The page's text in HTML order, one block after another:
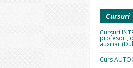
Cursuri
Cursuri
profesori,
auxiliar
Curs